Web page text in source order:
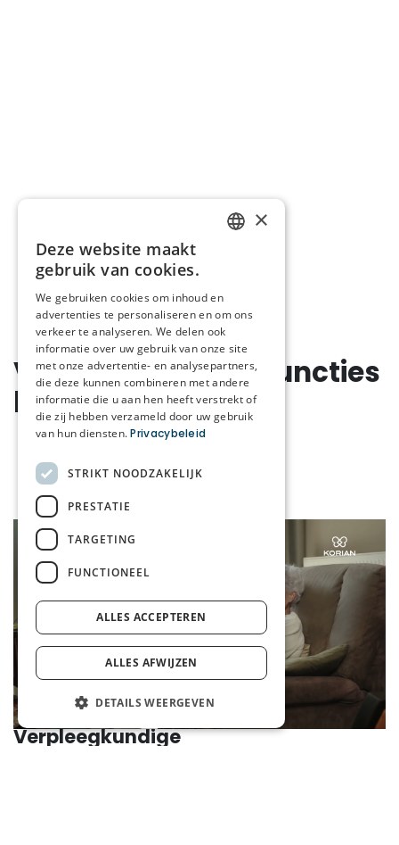
Verpleegkundige functies
bij Korian
Verpleegkundige
×
Deze website maakt
gebruik van cookies.
We gebruiken cookies om inhoud en
advertenties te personaliseren en om ons
verkeer te analyseren. We delen ook
informatie over uw gebruik van onze site
met onze advertentie- en analysepartners,
die deze kunnen combineren met andere
informatie die u aan hen heeft verstrekt of
die zij hebben verzameld door uw gebruik
van hun diensten. Privacybeleid
STRIKT NOODZAKELIJK
PRESTATIE
TARGETING
FUNCTIONEEL
ALLES ACCEPTEREN
ALLES AFWIJZEN
DETAILS WEERGEVEN